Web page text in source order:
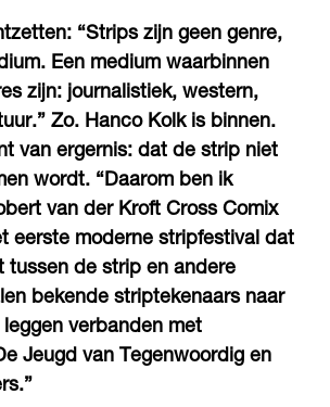
“Strips zijn geen genre,
Een medium waarbinnen
zijn: journalistiek, western,
Zo. Hanco Kolk is binnen.
van ergernis: dat de strip niet
wordt. “Daarom ben ik
van der Kroft Cross Comix
eerste moderne stripfestival dat
tussen de strip en andere
bekende striptekenaars naar
verbanden met
Jeugd van Tegenwoordig en